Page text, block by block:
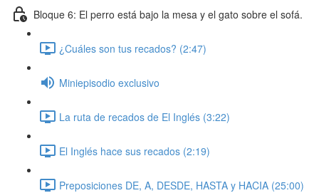
Bloque 6: El perro está bajo la mesa y el gato sobre el sofá.
¿Cuáles son tus recados? (2:47)
Miniepisodio exclusivo
La ruta de recados de El Inglés (3:22)
El Inglés hace sus recados (2:19)
Preposiciones DE, A, DESDE, HASTA y HACIA (25:00)